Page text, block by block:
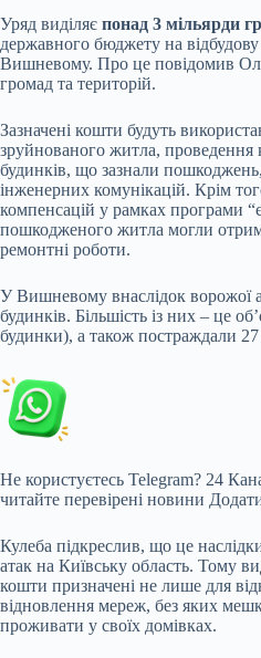
Уряд виділяє понад 3 мільярди
державного бюджету на
Вишневому. Про це повідомив
громад та територій.
Зазначені кошти будуть
зруйнованого житла, проведення
будинків, що зазнали
інженерних комунікацій. Крім
компенсацій у рамках програми
пошкодженого житла могли
ремонтні роботи.
У Вишневому внаслідок ворожої
будинків. Більшість із них – це
будинки), а також постраждали
Не користуєтесь Telegram? 24
читайте перевірені новини
Кулеба підкреслив, що це
атак на Київську область. Тому
кошти призначені не лише для
відновлення мереж, без яких
проживати у своїх домівках.